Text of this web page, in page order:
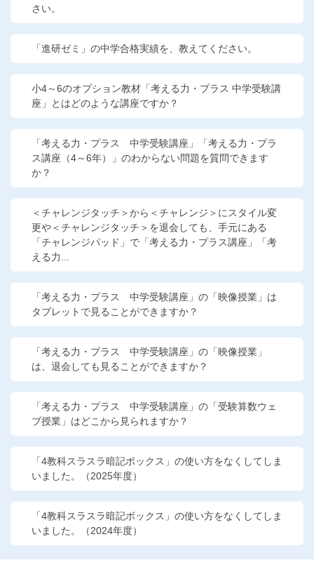
進研ゼミ 中学講座 中高一貫
進研ゼミ 高校講座
進研ゼミ小学講座のご紹介はこちら
会員サイト(お子様用)はこちら
さい。
「進研ゼミ」の中学合格実績を、教えてください。
小4～6のオプション教材「考える力・プラス 中学受験講
座」とはどのような講座ですか？
「考える力・プラス 中学受験講座」「考える力・プラ
ス講座（4～6年）」のわからない問題を質問できます
か？
＜チャレンジタッチ＞から＜チャレンジ＞にスタイル変
更や＜チャレンジタッチ＞を退会しても、手元にある
「チャレンジパッド」で「考える力・プラス講座」「考
える力...
「考える力・プラス 中学受験講座」の「映像授業」は
タブレットで見ることができますか？
「考える力・プラス 中学受験講座」の「映像授業」
は、退会しても見ることができますか？
「考える力・プラス 中学受験講座」の「受験算数ウェ
ブ授業」はどこから見られますか？
「4教科スラスラ暗記ボックス」の使い方をなくしてしま
いました。（2025年度）
「4教科スラスラ暗記ボックス」の使い方をなくしてしま
いました。（2024年度）